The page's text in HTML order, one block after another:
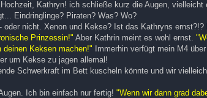
Kathryn! ich schließe kurz die Augen, vielleicht
Eindringlinge? Piraten? Was? Wo?
nicht. Xenon und Kekse? Ist das Kathryns ernst?!?
Prinzessin!" Aber Kathrin meint es wohl ernst.
Keksen machen!" Immerhin verfügt mein M4
um Kekse zu jagen allemal!
Schwerkraft im Bett kuscheln könnte und wir
Ich bin einfach nur fertig! "Wenn wir dann grad